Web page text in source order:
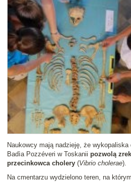
Naukowcy mają nadzieję, że
Badìa Pozzéveri w Toskanii pozwolą
przecinkowca cholery (Vibrio cholerae).
Na cmentarzu wydzielono teren, na